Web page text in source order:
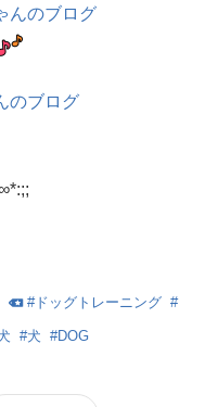
んのブログ
のブログ
;
#ドッグトレーニング #
#犬 #DOG